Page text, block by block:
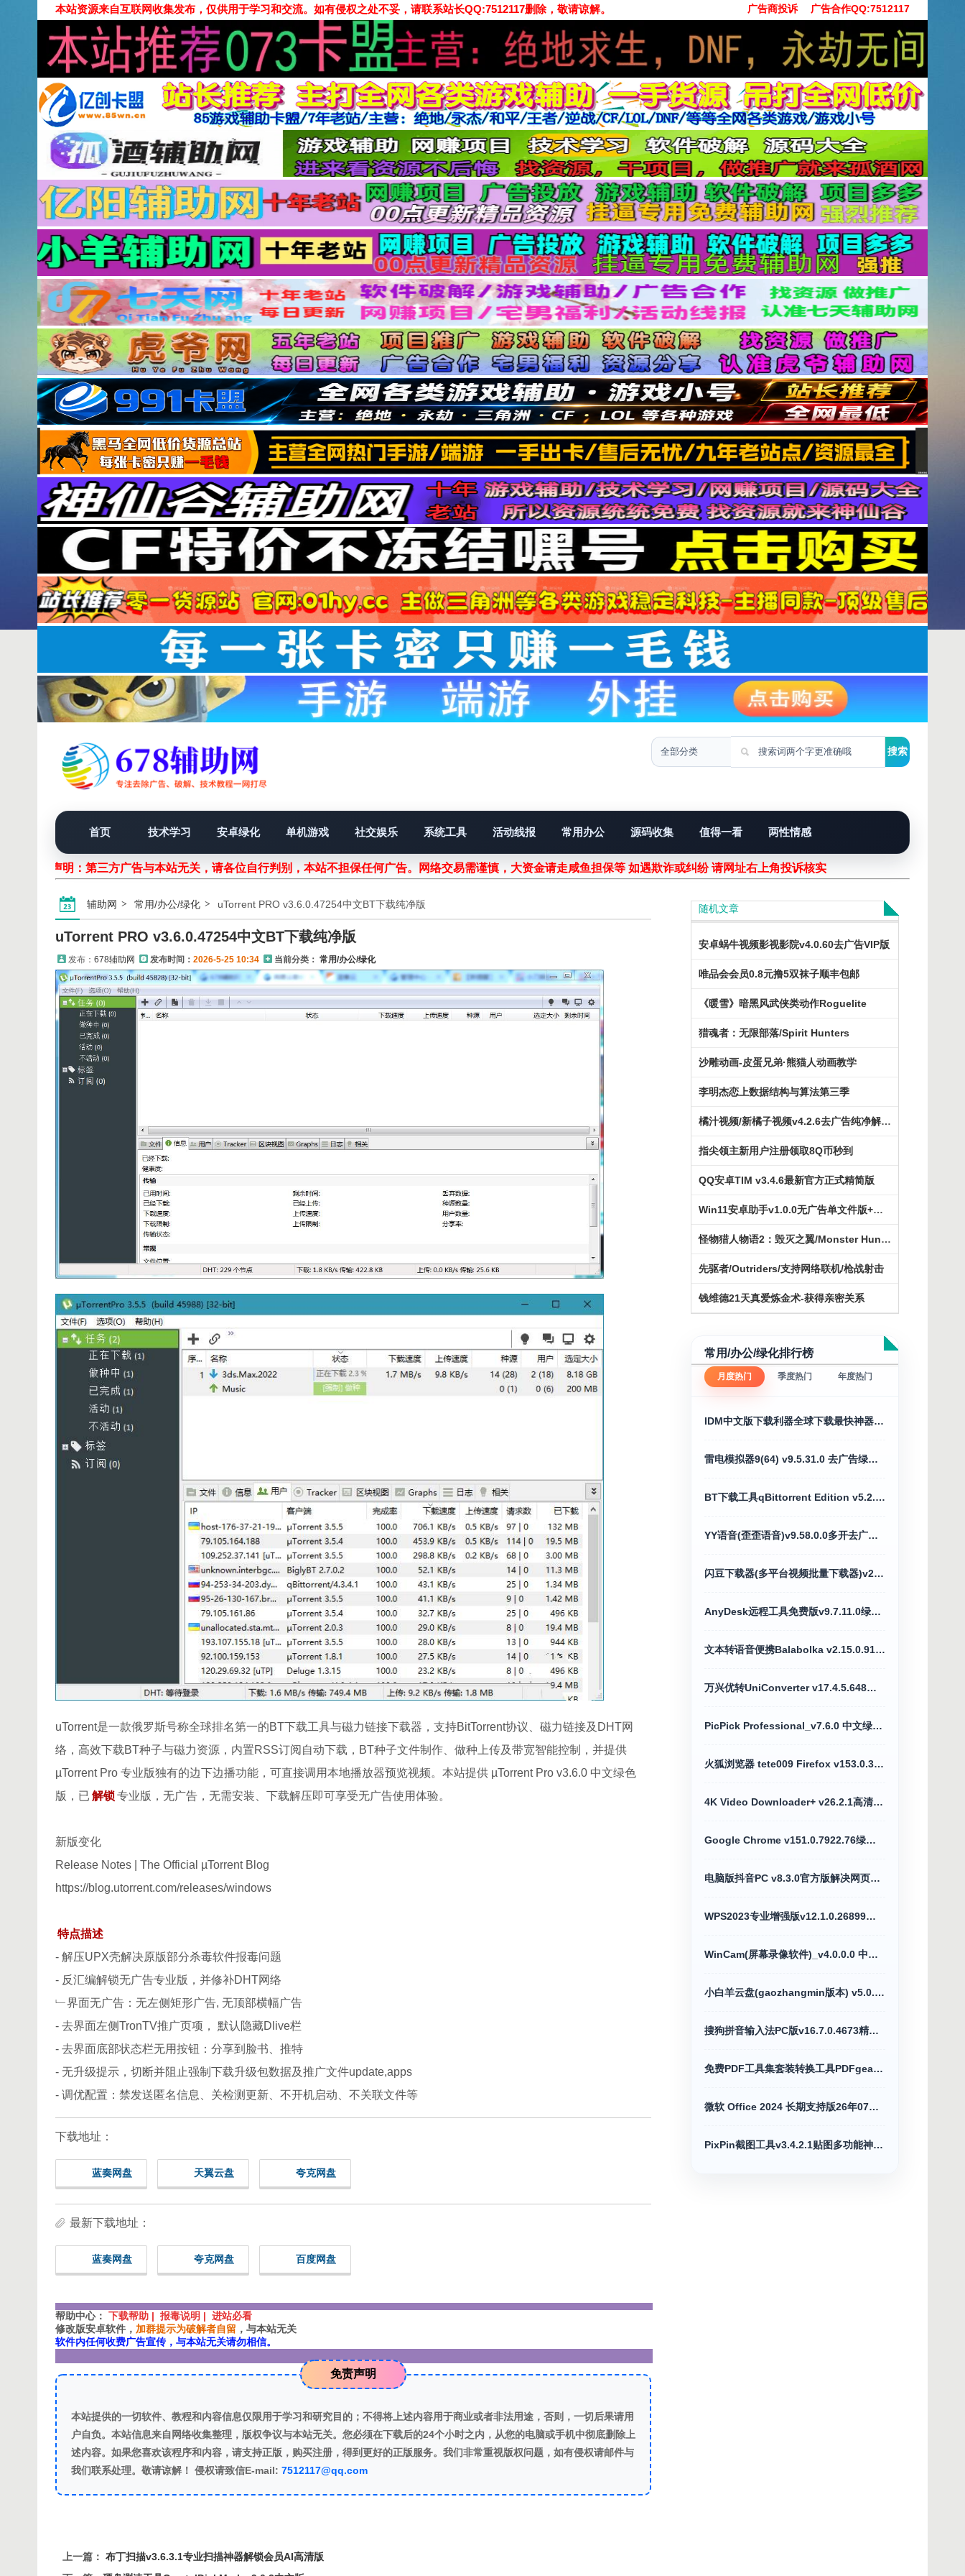
本站资源来自互联网收集发布，仅供用于学习和交流。如有侵权之处不妥，请联系站长QQ:7512117删除，敬请谅解。 广告商投诉 广告合作QQ:7512117
首页 技术学习 安卓绿化 单机游戏 社交娱乐 系统工具 活动线报 常用办公 源码收集 值得一看 两性情感
声明：第三方广告与本站无关，请各位自行判别，本站不担保任何广告。网络交易需谨慎，大资金请走咸鱼担保等 如遇欺诈或纠纷 请网址右上角投诉核实！
辅助网 常用/办公/绿化 uTorrent PRO v3.6.0.47254中文BT下载纯净版
uTorrent PRO v3.6.0.47254中文BT下载纯净版
发布： 678辅助网 发布时间： 2026-5-25 10:34 当前分类： 常用/办公/绿化
uTorrent是一款俄罗斯号称全球排名第一的BT下载工具与磁力链接下载器，支持BitTorrent协议、磁力链接及DHT网
络，高效下载BT种子与磁力资源，内置RSS订阅自动下载，BT种子文件制作、做种上传及带宽智能控制，并提供
µTorrent Pro 专业版独有的边下边播功能，可直接调用本地播放器预览视频。本站提供 µTorrent Pro v3.6.0 中文绿色
版，已 解锁专业版，无广告，无需安装、下载解压即可享受无广告使用体验。
新版变化
Release Notes | The Official µTorrent Blog
https://blog.utorrent.com/releases/windows
特点描述
- 解压UPX壳解决原版部分杀毒软件报毒问题
- 反汇编解锁无广告专业版，并修补DHT网络
﹂界面无广告：无左侧矩形广告, 无顶部横幅广告
- 去界面左侧TronTV推广页项， 默认隐藏Dlive栏
- 去界面底部状态栏无用按钮：分享到脸书、推特
- 无升级提示，切断并阻止强制下载升级包数据及推广文件update,apps
- 调优配置：禁发送匿名信息、关检测更新、不开机启动、不关联文件等
下载地址：
蓝奏网盘 天翼云盘 夸克网盘
最新下载地址：
蓝奏网盘 夸克网盘 百度网盘
帮助中心： 下载帮助 | 报毒说明 | 进站必看
修改版安卓软件， 加群提示为破解者自留 ，与本站无关
软件内任何收费广告宣传，与本站无关请勿相信。
免责声明
本站提供的一切软件、教程和内容信息仅限用于学习和研究目的；不得将上述内容用于商业或者非法用途，否则，一切后果请用
户自负。本站信息来自网络收集整理，版权争议与本站无关。您必须在下载后的24个小时之内，从您的电脑或手机中彻底删除上
述内容。如果您喜欢该程序和内容，请支持正版，购买注册，得到更好的正版服务。我们非常重视版权问题，如有侵权请邮件与
我们联系处理。敬请谅解！ 侵权请致信E-mail: 7512117@qq.com
上一篇： 布丁扫描v3.6.3.1专业扫描神器解锁会员AI高清版
随机文章
安卓蜗牛视频影视影院v4.0.60去广告VIP版
唯品会会员0.8元撸5双袜子顺丰包邮
《暖雪》暗黑风武侠类动作Roguelite
猎魂者：无限部落/Spirit Hunters
沙雕动画-皮蛋兄弟·熊猫人动画教学
李明杰恋上数据结构与算法第三季
橘汁视频/新橘子视频v4.2.6去广告纯净解锁版
指尖领主新用户注册领取8Q币秒到
QQ安卓TIM v3.4.6最新官方正式精简版
Win11安卓助手v1.0.0无广告单文件版+教程
怪物猎人物语2：毁灭之翼/Monster Hunter
先驱者/Outriders/支持网络联机/枪战射击
钱维德21天真爱炼金术-获得亲密关系
常用/办公/绿化排行榜
月度热门 季度热门 年度热门
IDM中文版下载利器全球下载最快神器v6.43.7
雷电模拟器9(64) v9.5.31.0 去广告绿色纯净版
BT下载工具qBittorrent Edition v5.2.3便携增强版
YY语音(歪歪语音)v9.58.0.0多开去广告绿色版
闪豆下载器(多平台视频批量下载器)v2026.07.29
AnyDesk远程工具免费版v9.7.11.0绿色便携版
文本转语音便携Balabolka v2.15.0.918绿色版
万兴优转UniConverter v17.4.5.648全能格式转换破解版
PicPick Professional_v7.6.0 中文绿色便携版
火狐浏览器 tete009 Firefox v153.0.3便携版
4K Video Downloader+ v26.2.1高清4K视频下载器
Google Chrome v151.0.7922.76绿色便携版
电脑版抖音PC v8.3.0官方版解决网页切换烦恼
WPS2023专业增强版v12.1.0.26899激活优化版
WinCam(屏幕录像软件)_v4.0.0.0 中文绿色版
小白羊云盘(gaozhangmin版本) v5.0.13绿化版
搜狗拼音输入法PC版v16.7.0.4673精简优化版
免费PDF工具集套装转换工具PDFgear v2.1.18
微软 Office 2024 长期支持版26年07月更新版
PixPin截图工具v3.4.2.1贴图多功能神器绿色版